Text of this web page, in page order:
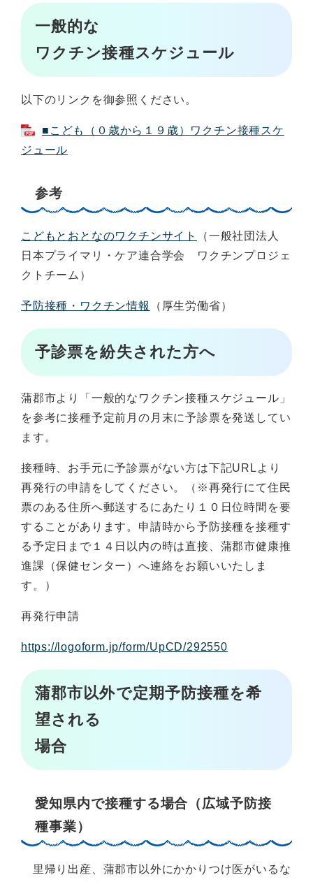
一般的な
ワクチン接種スケジュール
以下のリンクを御参照ください。
■こども（０歳から１９歳）ワクチン接種スケ
ジュール
参考
こどもとおとなのワクチンサイト
（一般社団法人
日本プライマリ・ケア連合学会 ワクチンプロジェ
クトチーム）
予防接種・ワクチン情報 （厚生労働省）
予診票を紛失された方へ
蒲郡市より「一般的なワクチン接種スケジュール」
を参考に接種予定前月の月末に予診票を発送してい
ます。
接種時、お手元に予診票がない方は下記URLより
再発行の申請をしてください。（※再発行にて住民
票のある住所へ郵送するにあたり１０日位時間を要
することがあります。申請時から予防接種を接種す
る予定日まで１４日以内の時は直接、蒲郡市健康推
進課（保健センター）へ連絡をお願いいたしま
す。）
再発行申請
https://logoform.jp/form/UpCD/292550
蒲郡市以外で定期予防接種を希
望される
場合
愛知県内で接種する場合（広域予防接
種事業）
里帰り出産、蒲郡市以外にかかりつけ医がいるな